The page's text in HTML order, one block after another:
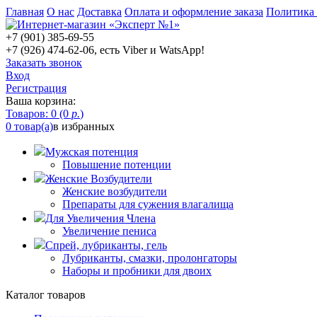
Главная О нас Доставка Оплата и оформление заказа Политика
+7 (901) 385-69-55
+7 (926) 474-62-06, есть Viber и WatsApp!
Заказать звонок
Вход
Регистрация
Ваша корзина:
Товаров: 0 (0 р.)
0 товар(а)в избранных
Мужская потенция
Повышение потенции
Женские Возбудители
Женские возбудители
Препараты для сужения влагалища
Для Увеличения Члена
Увеличение пениса
Спрей, лубриканты, гель
Лубриканты, смазки, пролонгаторы
Наборы и пробники для двоих
Каталог товаров